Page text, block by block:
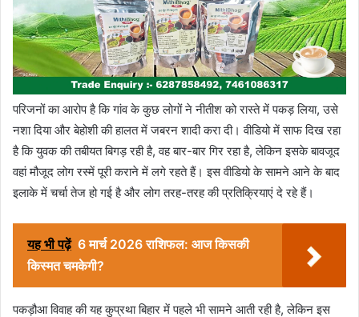
परिजनों का आरोप है कि गांव के कुछ लोगों ने नीतीश को रास्ते में पकड़ लिया, उसे
नशा दिया और बेहोशी की हालत में जबरन शादी करा दी। वीडियो में साफ दिख रहा
है कि युवक की तबीयत बिगड़ रही है, वह बार-बार गिर रहा है, लेकिन इसके बावजूद
वहां मौजूद लोग रस्में पूरी कराने में लगे रहते हैं। इस वीडियो के सामने आने के बाद
इलाके में चर्चा तेज हो गई है और लोग तरह-तरह की प्रतिक्रियाएं दे रहे हैं।
यह भी पढ़ें 6 मार्च 2026 राशिफल: आज किसकी
किस्मत चमकेगी?
पकड़ौआ विवाह की यह कुप्रथा बिहार में पहले भी सामने आती रही है, लेकिन इस